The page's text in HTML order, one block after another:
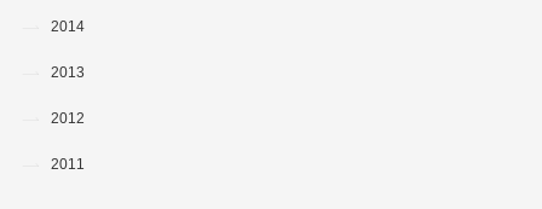
2014
2013
2012
2011